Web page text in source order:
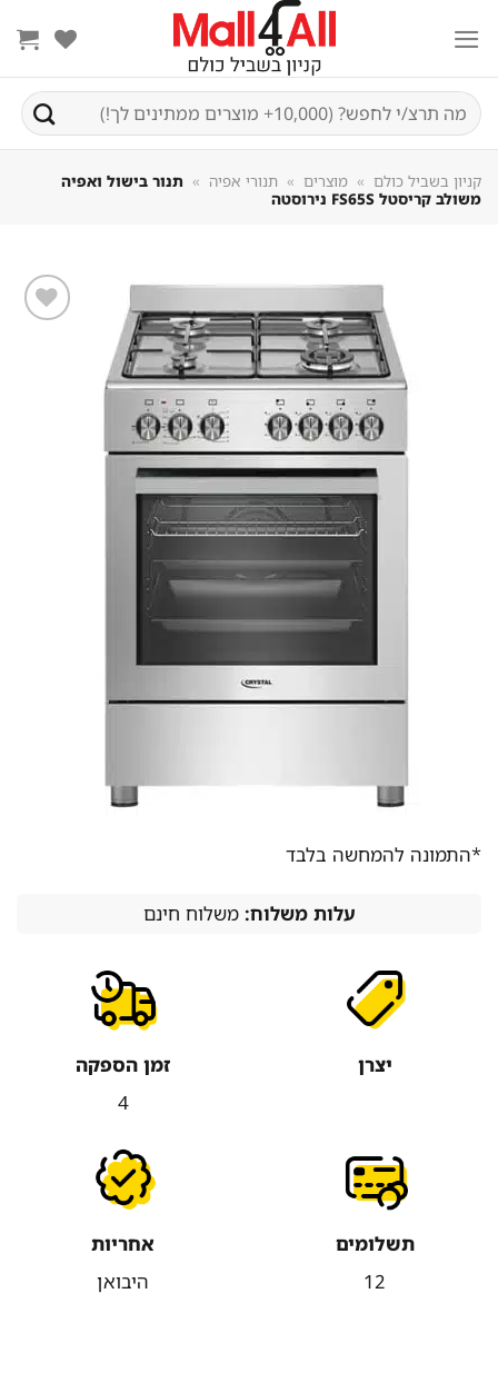
חיפוש
עבור:
קניון בשביל כולם » מוצרים » תנורי אפיה »
תנור בישול ואפיה
משולב קריסטל FS65S נירוסטה
*התמונה להמחשה בלבד
עלות משלוח:משלוח חינם
יצרן
זמן הספקה
תשלומים
12
אחריות
היבואן